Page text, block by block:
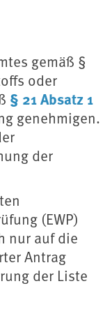
gemäß §
oder
§ 21 Absatz 1
genehmigen.
der
(EWP)
nur auf die
Antrag
der Liste